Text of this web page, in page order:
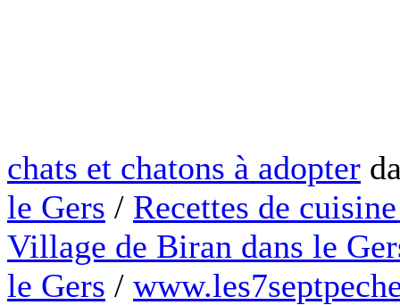
chats et chatons à adopter
le Gers / Recettes de
Village de Biran dans le
le Gers /